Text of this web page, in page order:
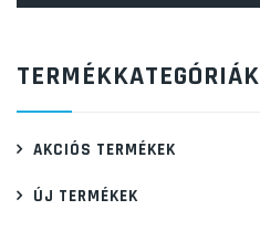
TERMÉKKATEGÓRIÁK
AKCIÓS TERMÉKEK
ÚJ TERMÉKEK